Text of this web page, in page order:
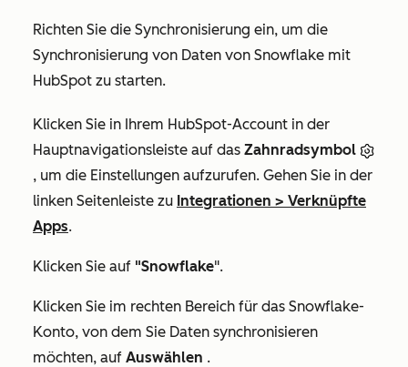
Richten Sie die Synchronisierung ein, um die
Synchronisierung von Daten von Snowflake mit
HubSpot zu starten.
Klicken Sie in Ihrem HubSpot-Account in der
Hauptnavigationsleiste auf das Zahnradsymbol
, um die Einstellungen aufzurufen. Gehen Sie in der
linken Seitenleiste zu Integrationen > Verknüpfte
Apps.
Klicken Sie auf "Snowflake".
Klicken Sie im rechten Bereich für das Snowflake-
Konto, von dem Sie Daten synchronisieren
möchten, auf Auswählen .